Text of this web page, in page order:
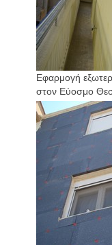
Εφαρμογή
στον Εύοσμο